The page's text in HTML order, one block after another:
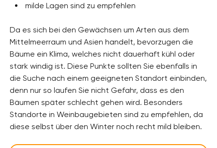
milde Lagen sind zu empfehlen
Da es sich bei den Gewächsen um Arten aus dem
Mittelmeerraum und Asien handelt, bevorzugen die
Bäume ein Klima, welches nicht dauerhaft kühl oder
stark windig ist. Diese Punkte sollten Sie ebenfalls in
die Suche nach einem geeigneten Standort einbinden,
denn nur so laufen Sie nicht Gefahr, dass es den
Bäumen später schlecht gehen wird. Besonders
Standorte in Weinbaugebieten sind zu empfehlen, da
diese selbst über den Winter noch recht mild bleiben.